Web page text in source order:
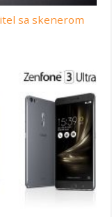
sa skenerom